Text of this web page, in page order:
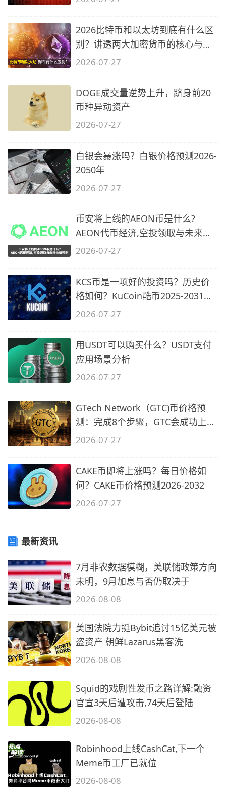
2026比特币和以太坊到底有什么区
别？讲透两大加密货币的核心与陷
阱
2026-07-27
DOGE成交量逆势上升，跻身前20
币种异动资产
2026-07-27
白银会暴涨吗？白银价格预测2026-
2050年
2026-07-27
币安将上线的AEON币是什么?
AEON代币经济,空投领取与未来价
格预测
2026-07-27
KCS币是一项好的投资吗？历史价
格如何？KuCoin酷币2025-2031年
价格预测
2026-07-27
用USDT可以购买什么？USDT支付
应用场景分析
2026-07-27
GTech Network（GTC)币价格预
测：完成8个步骤，GTC会成功上市
吗？
2026-07-27
CAKE币即将上涨吗？每日价格如
何？CAKE币价格预测2026-2032
2026-07-27
最新资讯
7月非农数据模糊，美联储政策方向
未明，9月加息与否仍取决于
2026-08-08
美国法院力挺Bybit追讨15亿美元被
盗资产 朝鲜Lazarus黑客洗
2026-08-08
Squid的戏剧性发币之路详解:融资
官宣3天后遭攻击,74天后登陆
2026-08-08
Robinhood上线CashCat,下一个
Meme币工厂已就位
2026-08-08